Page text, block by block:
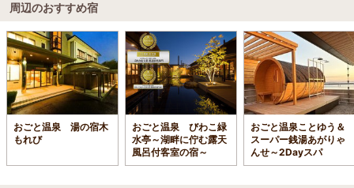
周辺のおすすめ宿
おごと温泉 湯の宿木
もれび
おごと温泉 びわこ緑
水亭～湖畔に佇む露天
風呂付客室の宿～
おごと温泉ことゆう＆
スーパー銭湯あがりゃ
んせ～2Dayスパ